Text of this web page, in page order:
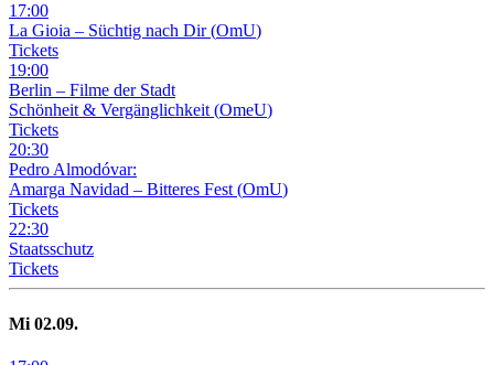
17:00
La Gioia – Süchtig nach Dir (OmU)
Tickets
19:00
Berlin – Filme der Stadt
Schönheit & Vergänglichkeit(OmeU)
Tickets
20:30
Pedro Almodóvar:
Amarga Navidad – Bitteres Fest(OmU)
Tickets
22:30
Staatsschutz
Tickets
Mi 02.09.